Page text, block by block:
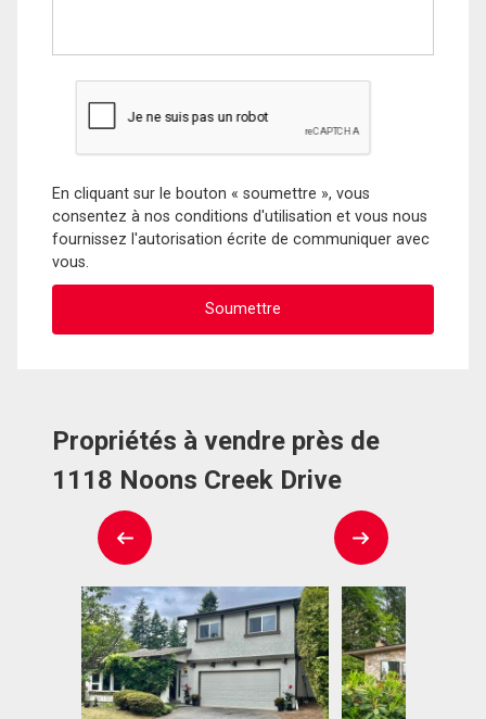
En cliquant sur le bouton « soumettre », vous
consentez à nos conditions d'utilisation et vous nous
fournissez l'autorisation écrite de communiquer avec
vous.
Propriétés à vendre près de
1118 Noons Creek Drive